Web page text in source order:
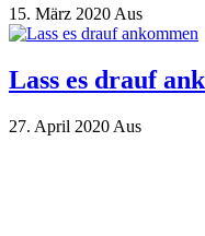
15. März 2020 Aus
Lass es drauf
27. April 2020 Aus